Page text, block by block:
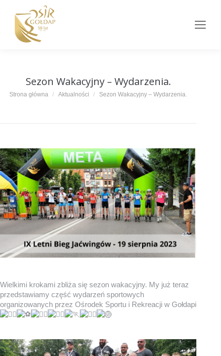
Sezon Wakacyjny – Wydarzenia.
Jesteś tutaj:
Strona główna Aktualności Sezon Wakacyjny – Wydarzenia.
Wielkimi krokami zbliża się sezon wakacyjny. My już teraz
przedstawiamy część wydarzeń sportowych
organizowanych przez Ośrodek Sportu i Rekreacji w Gołdapi